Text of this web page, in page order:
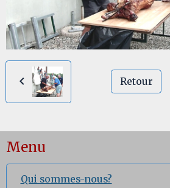
Retour
Menu
Qui sommes-nous?